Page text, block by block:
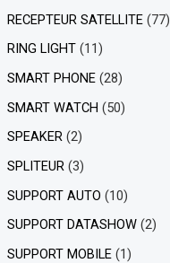
RECEPTEUR SATELLITE (77)
RING LIGHT (11)
SMART PHONE (28)
SMART WATCH (50)
SPEAKER (2)
SPLITEUR (3)
SUPPORT AUTO (10)
SUPPORT DATASHOW (2)
SUPPORT MOBILE (1)